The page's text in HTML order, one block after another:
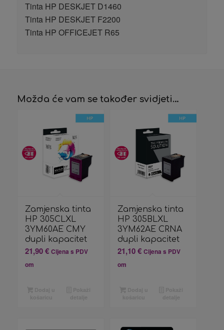
Tinta HP DESKJET D1460
Tinta HP DESKJET F2200
Tinta HP OFFICEJET R65
Možda će vam se također svidjeti…
Zamjenska tinta
HP 305CLXL
3YM60AE CMY
dupli kapacitet
21,90€ Cijena s PDV
om
Zamjenska tinta
HP 305BLXL
3YM62AE CRNA
dupli kapacitet
21,10€ Cijena s PDV
om